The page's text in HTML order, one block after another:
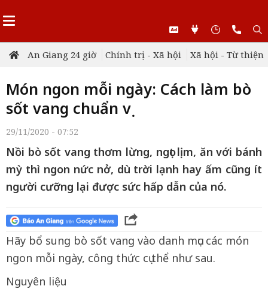
An Giang 24 giờ Chính trị - Xã hội Xã hội - Từ thiện
Món ngon mỗi ngày: Cách làm bò
sốt vang chuẩn vị
29/11/2020 - 07:52
Nồi bò sốt vang thơm lừng, ngọt lịm, ăn với bánh
mỳ thì ngon nức nở, dù trời lạnh hay ấm cũng ít
người cưỡng lại được sức hấp dẫn của nó.
Hãy bổ sung bò sốt vang vào danh mục các món
ngon mỗi ngày, công thức cụ thể như sau.
Nguyên liệu